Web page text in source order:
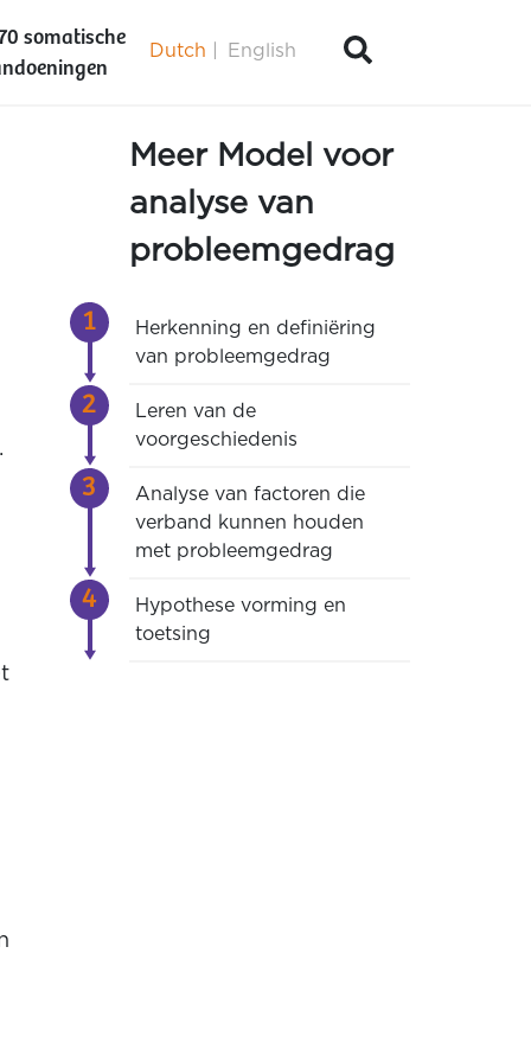
somatische
Dutch English
Meer Model voor
analyse van
probleemgedrag
Herkenning en definiëring
van probleemgedrag
Leren van de
voorgeschiedenis
Analyse van factoren die
verband kunnen houden
met probleemgedrag
Hypothese vorming en
toetsing